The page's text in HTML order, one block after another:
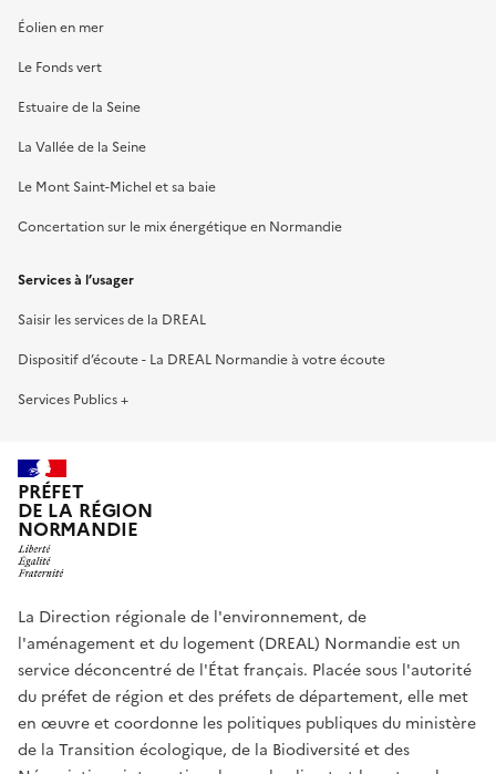
Éolien en mer
Le Fonds vert
Estuaire de la Seine
La Vallée de la Seine
Le Mont Saint-Michel et sa baie
Concertation sur le mix énergétique en Normandie
Services à l’usager
Saisir les services de la DREAL
Dispositif d’écoute - La DREAL Normandie à votre écoute
Services Publics +
PRÉFET
DE LA RÉGION
NORMANDIE
La Direction régionale de l'environnement, de
l'aménagement et du logement (DREAL) Normandie est un
service déconcentré de l'État français. Placée sous l'autorité
du préfet de région et des préfets de département, elle met
en œuvre et coordonne les politiques publiques du ministère
de la Transition écologique, de la Biodiversité et des